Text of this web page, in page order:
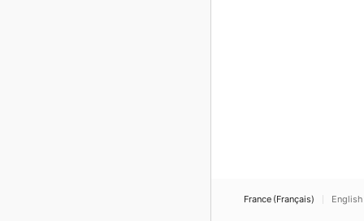
France (Français)